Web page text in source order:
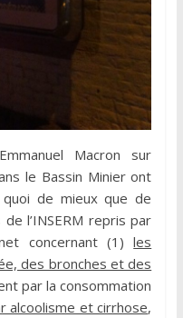
Macron sur
le Bassin Minier ont
de mieux que de
l’INSERM repris par
concernant (1)les
des bronches et des
par la consommation
alcoolisme et cirrhose,